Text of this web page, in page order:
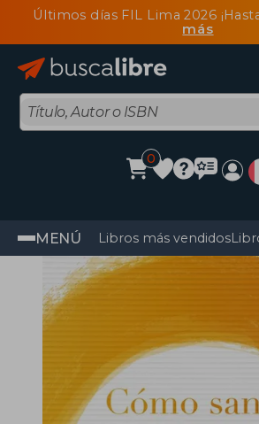
Últimos días FIL Lima 2026
más
0
MENÚ Libros más vendidos